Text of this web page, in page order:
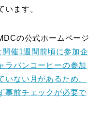
います。
の公式ホームページ
催1週間前頃に参加企
ラバンコーヒーの参加
いない月があるため、
事前チェックが必要で